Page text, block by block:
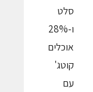
סלט
ו-28%
אוכלים
קוטג'
עם